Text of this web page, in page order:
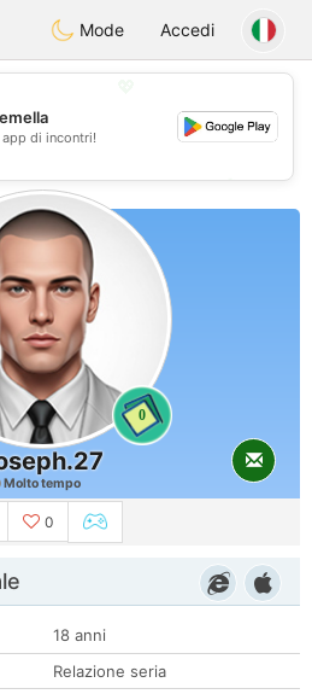
Dating
Mode Accedi
💕
di incontri!
0
Molto tempo
0
18 anni
Relazione seria